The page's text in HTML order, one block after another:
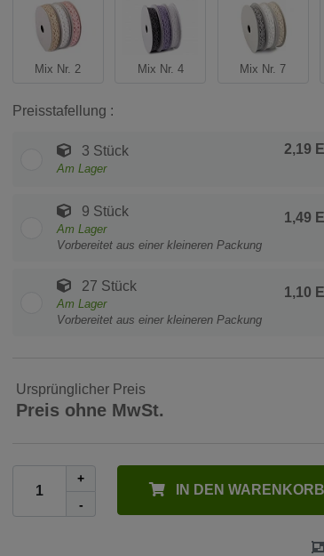
Mix Nr. 2 Mix Nr. 4 Mix Nr. 7
Preisstafellung :
3 Stück
Am Lager
2,19
9 Stück
Am Lager
Vorbereitet aus einer kleineren Packung
1,49
27 Stück
Am Lager
Vorbereitet aus einer kleineren Packung
1,10
Ursprünglicher Preis
Preis ohne MwSt.
+
-
IN DEN